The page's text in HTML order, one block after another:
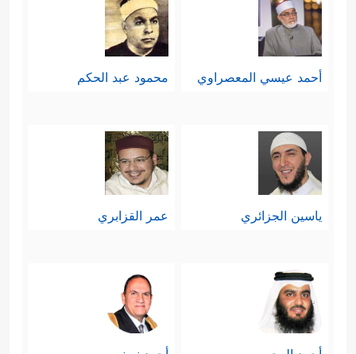
أحمد عيسي المعصراوي محمود عبد الحكم
ياسين الجزائري عمر القزابري